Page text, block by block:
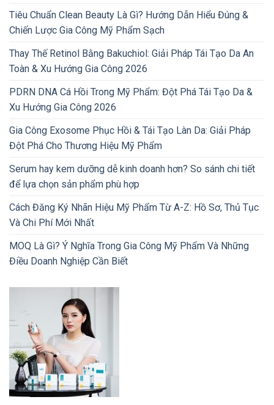
Tiêu Chuẩn Clean Beauty Là Gì? Hướng Dẫn Hiểu Đúng &
Chiến Lược Gia Công Mỹ Phẩm Sạch
Thay Thế Retinol Bằng Bakuchiol: Giải Pháp Tái Tạo Da An
Toàn & Xu Hướng Gia Công 2026
PDRN DNA Cá Hồi Trong Mỹ Phẩm: Đột Phá Tái Tạo Da &
Xu Hướng Gia Công 2026
Gia Công Exosome Phục Hồi & Tái Tạo Làn Da: Giải Pháp
Đột Phá Cho Thương Hiệu Mỹ Phẩm
Serum hay kem dưỡng dễ kinh doanh hơn? So sánh chi tiết
để lựa chọn sản phẩm phù hợp
Cách Đăng Ký Nhãn Hiệu Mỹ Phẩm Từ A-Z: Hồ Sơ, Thủ Tục
Và Chi Phí Mới Nhất
MOQ Là Gì? Ý Nghĩa Trong Gia Công Mỹ Phẩm Và Những
Điều Doanh Nghiệp Cần Biết